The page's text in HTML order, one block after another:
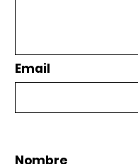
Email
Nombre